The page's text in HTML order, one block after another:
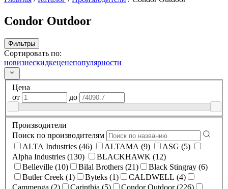
Condor Outdoor
Фильтры
Сортировать по:
новизнескидкеценепопулярности
Цена
от
до
Производители
Поиск по производителям
ALTA Industries (46)
ALTAMA (9)
ASG (5)
Alpha Industries (130)
BLACKHAWK (12)
Belleville (10)
Bilal Brothers (21)
Black Stingray (6)
Butler Creek (1)
Byteks (1)
CALDWELL (4)
Cammenga (2)
Carinthia (5)
Condor Outdoor (226)